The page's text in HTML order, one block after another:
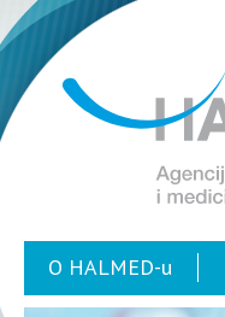
O HALMED-u